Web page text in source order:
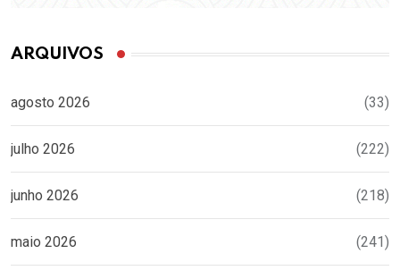
ARQUIVOS
agosto 2026 (33)
julho 2026 (222)
junho 2026 (218)
maio 2026 (241)